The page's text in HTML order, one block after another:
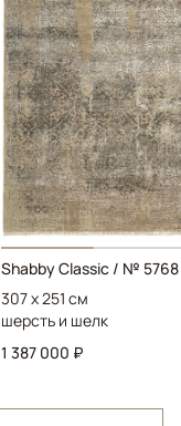
Shabby Classic / № 5768
307 x 251 см
шерсть и шелк
1 387 000 ₽